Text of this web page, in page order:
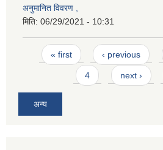
अनुमानित विवरण ,
मिति: 06/29/2021 - 10:31
Pages
« first ‹ previous
4 next ›
अन्य